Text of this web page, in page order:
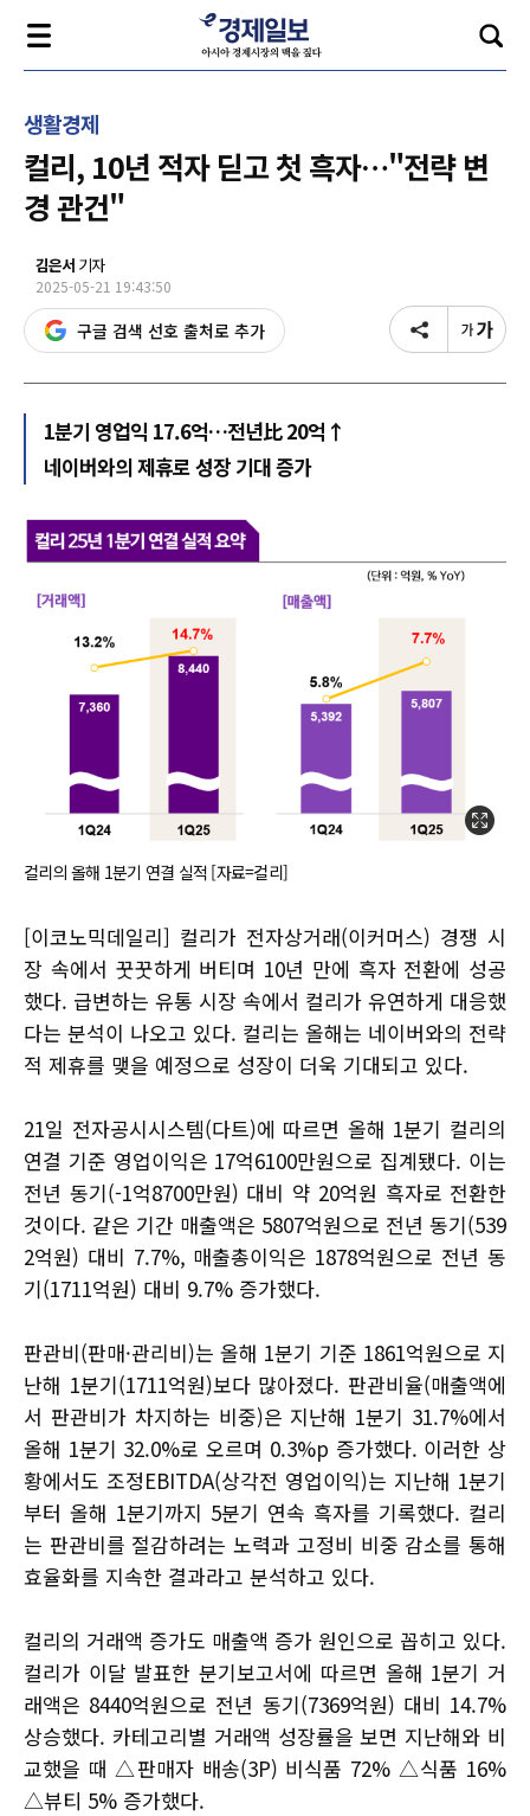
생활경제
컬리, 10년 적자 딛고 첫 흑자…"전략 변
경 관건"
김은서 기자
2025-05-21 19:43:50
구글 검색 선호 출처로 추가
1분기 영업익 17.6억…전년比 20억↑
네이버와의 제휴로 성장 기대 증가
컬리의 올해 1분기 연결 실적 [자료=컬리]
[이코노믹데일리] 컬리가 전자상거래(이커머스) 경쟁 시
장 속에서 꿋꿋하게 버티며 10년 만에 흑자 전환에 성공
했다. 급변하는 유통 시장 속에서 컬리가 유연하게 대응했
다는 분석이 나오고 있다. 컬리는 올해는 네이버와의 전략
적 제휴를 맺을 예정으로 성장이 더욱 기대되고 있다.
21일 전자공시시스템(다트)에 따르면 올해 1분기 컬리의
연결 기준 영업이익은 17억6100만원으로 집계됐다. 이는
전년 동기(-1억8700만원) 대비 약 20억원 흑자로 전환한
것이다. 같은 기간 매출액은 5807억원으로 전년 동기(539
2억원) 대비 7.7%, 매출총이익은 1878억원으로 전년 동
기(1711억원) 대비 9.7% 증가했다.
판관비(판매·관리비)는 올해 1분기 기준 1861억원으로 지
난해 1분기(1711억원)보다 많아졌다. 판관비율(매출액에
서 판관비가 차지하는 비중)은 지난해 1분기 31.7%에서
올해 1분기 32.0%로 오르며 0.3%p 증가했다. 이러한 상
황에서도 조정EBITDA(상각전 영업이익)는 지난해 1분기
부터 올해 1분기까지 5분기 연속 흑자를 기록했다. 컬리
는 판관비를 절감하려는 노력과 고정비 비중 감소를 통해
효율화를 지속한 결과라고 분석하고 있다.
컬리의 거래액 증가도 매출액 증가 원인으로 꼽히고 있다.
컬리가 이달 발표한 분기보고서에 따르면 올해 1분기 거
래액은 8440억원으로 전년 동기(7369억원) 대비 14.7%
상승했다. 카테고리별 거래액 성장률을 보면 지난해와 비
교했을 때 △판매자 배송(3P) 비식품 72% △식품 16%
△뷰티 5% 증가했다.